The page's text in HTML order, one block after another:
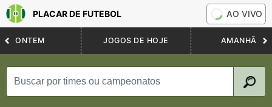
PLACAR DE FUTEBOL AO VIVO
ONTEM JOGOS DE HOJE AMANHÃ